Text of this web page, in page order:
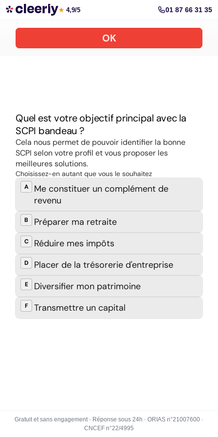
Souscrire aux meilleures SCPI en ligne
★ 4,9/5 01 87 66 31 35
Gratuit et sans engagement · Réponse sous 24h · ORIAS n°21007600 ·
CNCEF n°22/4995